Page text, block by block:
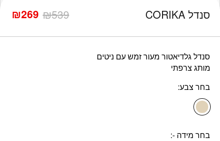
סנדל CORIKA ₪539
המחיר
המקורי
₪269 המחיר
הנוכחי
סנדל גלדיאטור מעור זמש עם ניטים
מותג צרפתי
בחר צבע
בחר מידה -